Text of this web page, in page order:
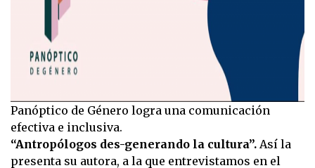
Panóptico de Género logra una comunicación
efectiva e inclusiva.
“Antropólogos des-generando la cultura”. Así la
presenta su autora, a la que entrevistamos en el